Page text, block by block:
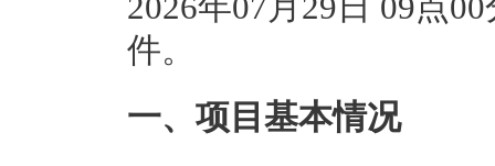
件。
一、项目基本情况